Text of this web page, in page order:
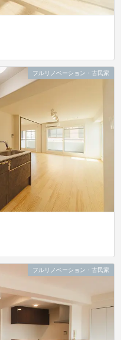
フルリノベーション・古民家
フルリノベーション・古民家